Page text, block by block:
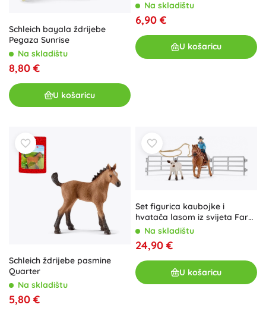
Schleich bayala ždrijebe
Pegaza Sunrise
Na skladištu
8,80 €
U košaricu
Na skladištu
6,90 €
U košaricu
Schleich ždrijebe pasmine
Quarter
Na skladištu
5,80 €
Set figurica kaubojke i
hvatača lasom iz svijeta Farm
World
Na skladištu
24,90 €
U košaricu